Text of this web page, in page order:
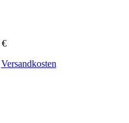
€
Versandkosten